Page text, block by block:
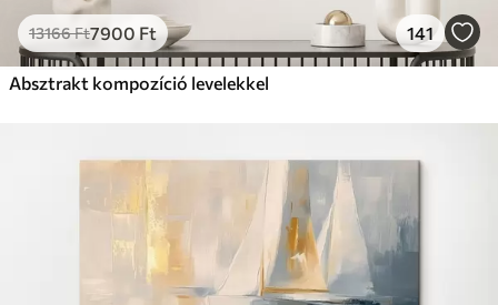
13166Ft7900 Ft 141
Absztrakt kompozíció levelekkel